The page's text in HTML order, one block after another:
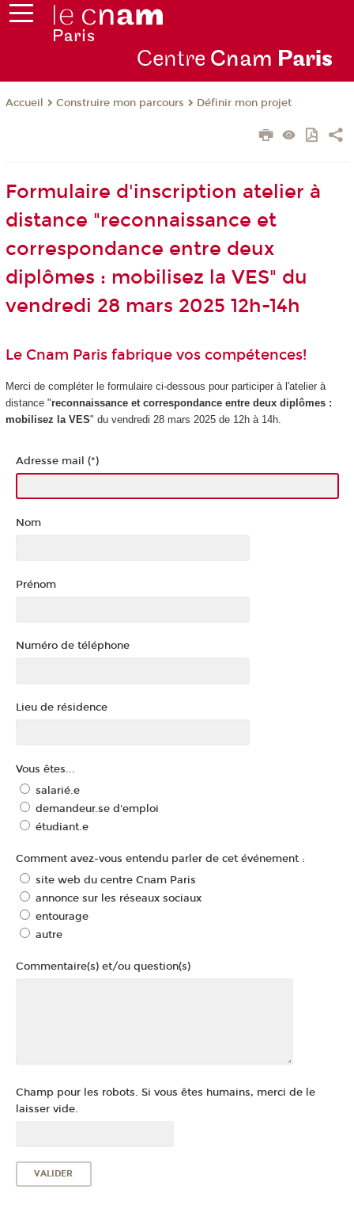
Centre Cnam Paris
Accueil Construire mon parcours Définir mon projet
Formulaire d'inscription atelier à
distance "reconnaissance et
correspondance entre deux
diplômes : mobilisez la VES" du
vendredi 28 mars 2025 12h-14h
Le Cnam Paris fabrique vos compétences!
Merci de compléter le formulaire ci-dessous pour participer à l'atelier à
distance "reconnaissance et correspondance entre deux diplômes :
mobilisez la VES" du vendredi 28 mars 2025 de 12h à 14h.
Adresse mail (*)
Nom
Prénom
Numéro de téléphone
Lieu de résidence
Vous êtes...
salarié.e
demandeur.se d'emploi
étudiant.e
Comment avez-vous entendu parler de cet événement :
site web du centre Cnam Paris
annonce sur les réseaux sociaux
entourage
autre
Commentaire(s) et/ou question(s)
Champ pour les robots. Si vous êtes humains, merci de le
laisser vide.